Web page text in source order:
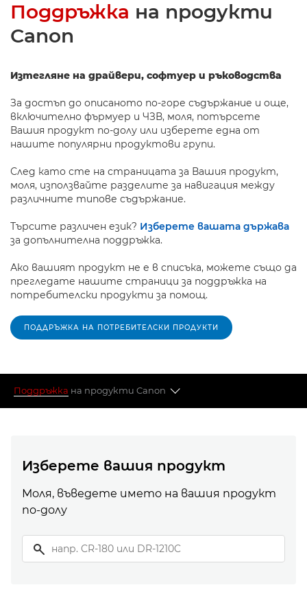
Поддръжка на продукти
Canon
Изтегляне на драйвери, софтуер и ръководства
За достъп до описаното по-горе съдържание и още,
включително фърмуер и ЧЗВ, моля, потърсете
Вашия продукт по-долу или изберете една от
нашите популярни продуктови групи.
След като сте на страницата за Вашия продукт,
моля, използвайте разделите за навигация между
различните типове съдържание.
Търсите различен език? Изберете вашата държава
за допълнителна поддръжка.
Ако вашият продукт не е в списъка, можете също да
прегледате нашите страници за поддръжка на
потребителски продукти за помощ.
ПОДДРЪЖКА НА ПОТРЕБИТЕЛСКИ ПРОДУКТИ
Поддръжка на продукти Canon
Популярни теми
Търсите нещо друго?
Изберете вашия продукт
Моля, въведете името на вашия продукт
по-долу